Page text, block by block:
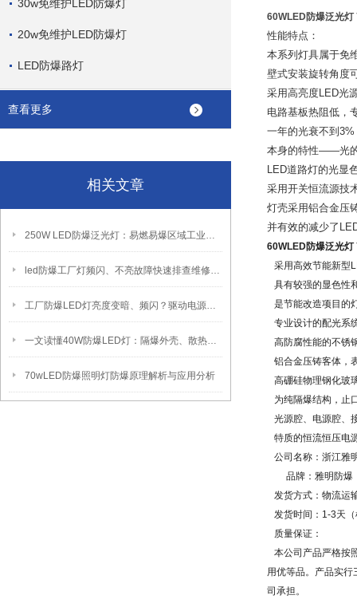
30w免维护LED防爆灯
20w免维护LED防爆灯
LED防爆路灯
查看更多
相关文章
250W LED防爆泛光灯：易燃易爆区域工业固定照明装置
led防爆工厂灯频闪、不亮故障快速排查维修方法
工厂防爆LED灯亮度变暗、频闪？驱动电源故障检修方法
一文读懂40W防爆LED灯：隔爆外壳、散热、防爆认证原理
70wLED防爆照明灯防爆原理解析与应用分析
60WLED防爆泛光
性能特点：
本系列灯具属于免
壁式安装旋转角度
采用高亮度LED光
电路基板热阻低，
一年的光衰不到 3%
本身的特性——光
LED道路灯的光显
采用开关恒流源技
灯壳采用铝合金压
并有效的减少了
60WLED防爆泛光
采用高效节能新型
具有较强的显色性
是节能改造项目的
专业设计的配光系
高防腐性能的不锈
铝合金压铸客体，
高硼硅物理钢化玻
为纯隔爆结构，止
光源腔、电源腔、
特质的恒流恒压电
公司名称：浙江雅
品牌：雅明防爆
发货方式：物流运
发货时间： 1-3天
质量保证：
本公司产品严格按
用优等品。产品实
司承担。